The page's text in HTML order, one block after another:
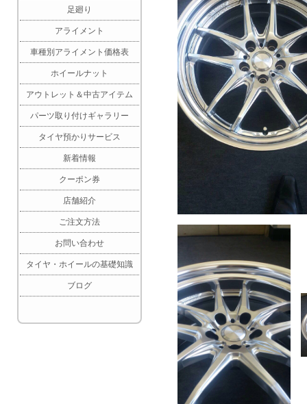
足廻り
アライメント
車種別アライメント価格表
ホイールナット
アウトレット＆中古アイテム
パーツ取り付けギャラリー
タイヤ預かりサービス
新着情報
クーポン券
店舗紹介
ご注文方法
お問い合わせ
タイヤ・ホイールの基礎知識
ブログ